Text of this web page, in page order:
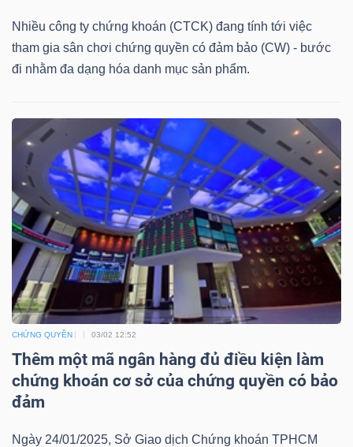
Nhiều công ty chứng khoán (CTCK) đang tính tới việc
tham gia sân chơi chứng quyền có đảm bảo (CW) - bước
đi nhằm đa dạng hóa danh mục sản phẩm.
CHỨNG QUYỀN 03/02 12:52
Thêm một mã ngân hàng đủ điều kiện làm
chứng khoán cơ sở của chứng quyền có bảo
đảm
Ngày 24/01/2025, Sở Giao dịch Chứng khoán TPHCM
tác
giả
(-)
Báo
cáo
phân
tích
(-)
Thuật
ngữ
(-)
Dịch
vụ
(-)